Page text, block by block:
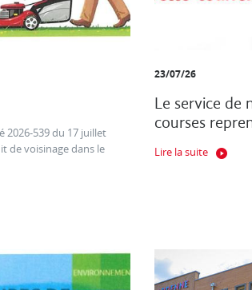
2026-539 du 17 juillet
de voisinage dans le
23/07/26
Le service de
courses
Lire la suite